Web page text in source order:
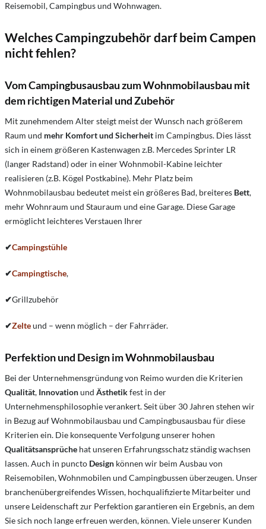
Reisemobil, Campingbus und Wohnwagen.
Welches Campingzubehör darf beim Campen
nicht fehlen?
Vom Campingbusausbau zum Wohnmobilausbau mit
dem richtigen Material und Zubehör
Mit zunehmendem Alter steigt meist der Wunsch nach größerem
Raum und mehr Komfort und Sicherheit im Campingbus. Dies lässt
sich in einem größeren Kastenwagen z.B. Mercedes Sprinter LR
(langer Radstand) oder in einer Wohnmobil-Kabine leichter
realisieren (z.B. Kögel Postkabine). Mehr Platz beim
Wohnmobilausbau bedeutet meist ein größeres Bad, breiteres Bett,
mehr Wohnraum und Stauraum und eine Garage. Diese Garage
ermöglicht leichteres Verstauen Ihrer
✔Campingstühle
✔Campingtische,
✔Grillzubehör
✔Zelteund – wenn möglich – der Fahrräder.
Perfektion und Design im Wohnmobilausbau
Bei der Unternehmensgründung von Reimo wurden die Kriterien
Qualität, Innovationund Ästhetikfest in der
Unternehmensphilosophie verankert. Seit über 30 Jahren stehen wir
in Bezug auf Wohnmobilausbau und Campingbusausbau für diese
Kriterien ein. Die konsequente Verfolgung unserer hohen
Qualitätsansprüche hat unseren Erfahrungsschatz ständig wachsen
lassen. Auch in puncto Design können wir beim Ausbau von
Reisemobilen, Wohnmobilen und Campingbussen überzeugen. Unser
branchenübergreifendes Wissen, hochqualifizierte Mitarbeiter und
unsere Leidenschaft zur Perfektion garantieren ein Ergebnis, an dem
Sie sich noch lange erfreuen werden, können. Viele unserer Kunden